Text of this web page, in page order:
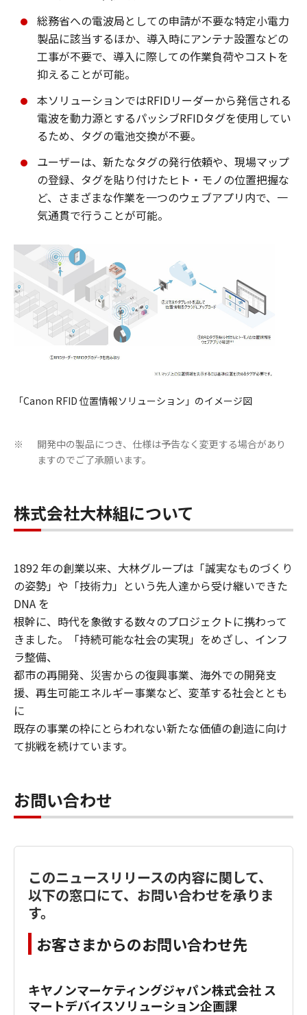
総務省への電波局としての申請が不要な特定小電力
製品に該当するほか、導入時にアンテナ設置などの
工事が不要で、導入に際しての作業負荷やコストを
抑えることが可能。
本ソリューションではRFIDリーダーから発信される
電波を動力源とするパッシブRFIDタグを使用してい
るため、タグの電池交換が不要。
ユーザーは、新たなタグの発行依頼や、現場マップ
の登録、タグを貼り付けたヒト・モノの位置把握な
ど、さまざまな作業を一つのウェブアプリ内で、一
気通貫で行うことが可能。
「Canon RFID 位置情報ソリューション」のイメージ図
※
開発中の製品につき、仕様は予告なく変更する場合があり
ますのでご了承願います。
株式会社大林組について
1892 年の創業以来、大林グループは「誠実なものづくり
の姿勢」や「技術力」という先人達から受け継いできた
DNA を
根幹に、時代を象徴する数々のプロジェクトに携わって
きました。「持続可能な社会の実現」をめざし、インフ
ラ整備、
都市の再開発、災害からの復興事業、海外での開発支
援、再生可能エネルギー事業など、変革する社会ととも
に
既存の事業の枠にとらわれない新たな価値の創造に向け
て挑戦を続けています。
お問い合わせ
このニュースリリースの内容に関して、
以下の窓口にて、お問い合わせを承りま
す。
お客さまからのお問い合わせ先
キヤノンマーケティングジャパン株式会社 ス
マートデバイスソリューション企画課